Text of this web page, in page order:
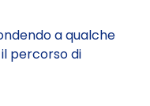
a qualche
percorso di